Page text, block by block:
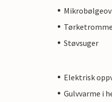
Støvsuger
Elektrisk
Gulvvarme i